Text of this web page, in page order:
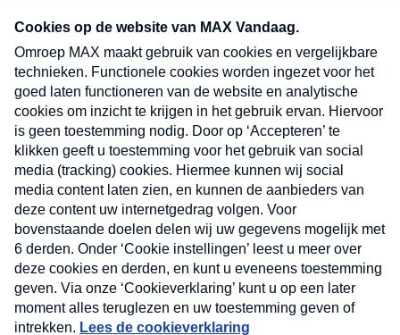
nieuwsbrief. Elke vrijdag- en dinsdagochtend in
uw mailbox.
Verzend
Nieuwsbrief
Neem hier een gratis abonnement op onze
nieuwsbrief. Elke vrijdag- en dinsdagochtend in uw